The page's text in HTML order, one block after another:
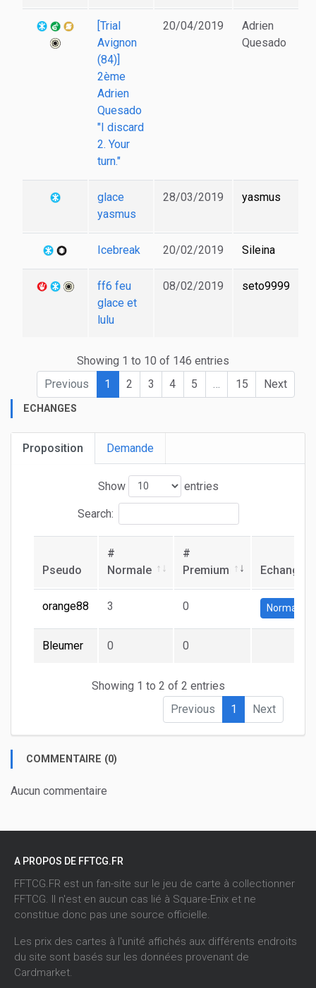
[Trial
Avignon
(84)]
2ème
Adrien
Quesado
"I discard
2. Your
turn."
20/04/2019
Adrien
Quesado
glace
yasmus
28/03/2019 yasmus
Icebreak 20/02/2019 Sileina
ff6 feu
glace et
lulu
08/02/2019 seto9999
Showing 1 to 10 of 146 entries
Previous
1 2 3 4 5 15 Next
ECHANGES
Proposition Demande
Show entries
Search:
Pseudo
#
Normale
#
Premium
Echange
orange88 3 0 Normale
Bleumer 0 0
Showing 1 to 2 of 2 entries
Previous
1 Next
COMMENTAIRE (0)
Aucun commentaire
A PROPOS DE FFTCG.FR
FFTCG.FR est un fan-site sur le jeu de carte à collectionner
FFTCG. Il n'est en aucun cas lié à Square-Enix et ne
constitue donc pas une source officielle.
Les prix des cartes à l'unité affichés aux différents endroits
du site sont basés sur les données provenant de
Cardmarket.